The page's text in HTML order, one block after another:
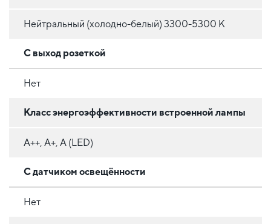
Нейтральный (холодно-белый) 3300-5300 К
С выход розеткой
Нет
Класс энергоэффективности встроенной лампы
A++, A+, A (LED)
С датчиком освещённости
Нет